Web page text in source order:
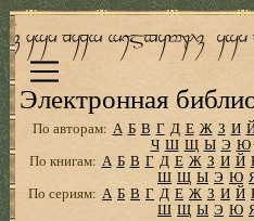
Электронная
По авторам: А Б В Г Д Е Ж З И
Ч Ш Щ Ы Э Ю
По книгам: А Б В Г Д Е Ж З И Й
Ш Щ Ы Э Ю
По сериям: А Б В Г Д Е Ж З И Й
Ш Щ Ы Э Ю